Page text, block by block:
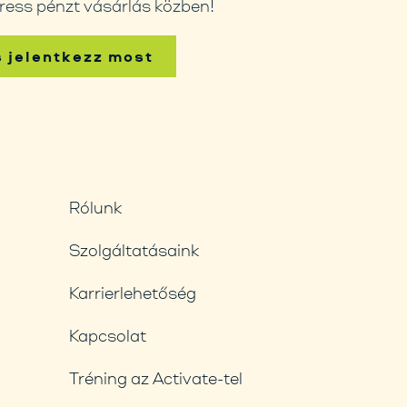
pénzt vásárlás közben!
jelentkezz most
Rólunk
Szolgáltatásaink
Karrierlehetőség
Kapcsolat
Tréning az Activate-tel